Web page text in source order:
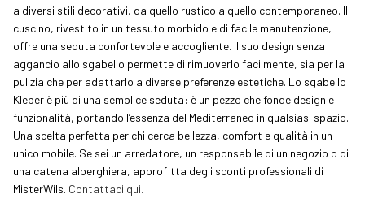
a diversi stili decorativi, da quello rustico a quello contemporaneo. Il
cuscino, rivestito in un tessuto morbido e di facile manutenzione,
offre una seduta confortevole e accogliente. Il suo design senza
aggancio allo sgabello permette di rimuoverlo facilmente, sia per la
pulizia che per adattarlo a diverse preferenze estetiche. Lo sgabello
Kleber è più di una semplice seduta: è un pezzo che fonde design e
funzionalità, portando l’essenza del Mediterraneo in qualsiasi spazio.
Una scelta perfetta per chi cerca bellezza, comfort e qualità in un
unico mobile. Se sei un arredatore, un responsabile di un negozio o di
una catena alberghiera, approfitta degli sconti professionali di
MisterWils. Contattaci qui.